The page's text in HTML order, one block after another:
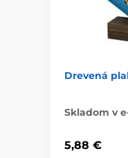
Drevená
Skladom v
5,88 €